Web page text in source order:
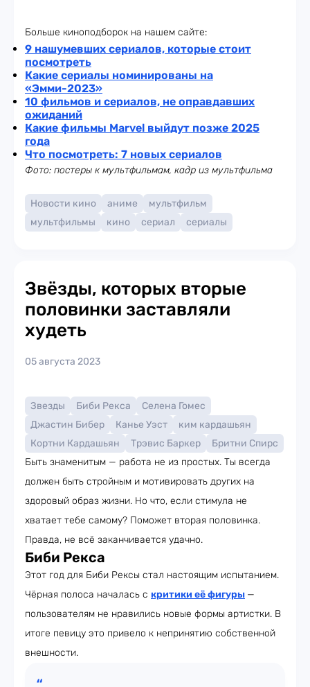
Больше киноподборок на нашем сайте:
9 нашумевших сериалов, которые стоит
посмотреть
Какие сериалы номинированы на
«Эмми-2023»
10 фильмов и сериалов, не оправдавших
ожиданий
Какие фильмы Marvel выйдут позже 2025
года
Что посмотреть: 7 новых сериалов
Фото: постеры к мультфильмам, кадр из мультфильма
Новости кино аниме
мультфильм
мультфильмы
кино сериал сериалы
Звёзды, которых вторые
половинки заставляли
худеть
05 августа 2023
Звезды Биби Рекса
Селена Гомес
Джастин Бибер
Канье Уэст
ким кардашьян
Кортни Кардашьян
Трэвис Баркер
Бритни Спирс
Быть знаменитым — работа не из простых. Ты всегда
должен быть стройным и мотивировать других на
здоровый образ жизни. Но что, если стимула не
хватает тебе самому? Поможет вторая половинка.
Правда, не всё заканчивается удачно.
Биби Рекса
Этот год для Биби Рексы стал настоящим испытанием.
Чёрная полоса началась с критики её фигуры —
пользователям не нравились новые формы артистки. В
итоге певицу это привело к непринятию собственной
внешности.